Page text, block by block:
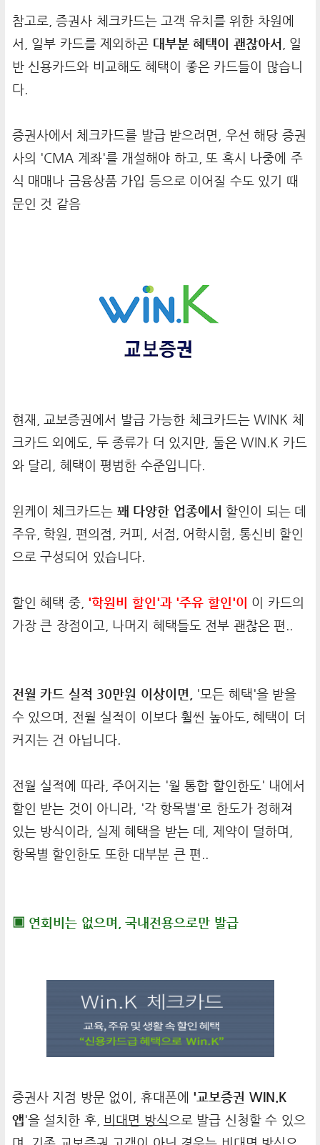
참고로, 증권사 체크카드는 고객 유치를 위한 차원에
서, 일부 카드를 제외하곤 대부분 혜택이 괜찮아서
, 일
반 신용카드와 비교해도 혜택이 좋은 카드들이 많습니
다.
증권사에서 체크카드를 발급 받으려면, 우선 해당 증권
사의 'CMA 계좌'를 개설해야 하고, 또 혹시 나중에 주
식 매매나 금융상품 가입 등으로 이어질 수도 있기 때
문인 것 같음
현재, 교보증권에서 발급 가능한 체크카드는 WINK 체
크카드 외에도, 두 종류가 더 있지만, 둘은 WIN.K 카드
와 달리, 혜택이 평범한 수준입니다.
윈케이 체크카드는 꽤 다양한 업종에서 할인이 되는 데
주유, 학원, 편의점, 커피, 서점, 어학시험, 통신비 할인
으로 구성되어 있습니다.
할인 혜택 중, '학원비 할인'과 '주유 할인'이 이 카드의
가장 큰 장점이고, 나머지 혜택들도 전부 괜찮은 편..
전월 카드 실적 30만원 이상이면, '모든 혜택'을 받을
수 있으며, 전월 실적이 이보다 훨씬 높아도, 혜택이 더
커지는 건 아닙니다.
전월 실적에 따라, 주어지는 '월 통합 할인한도' 내에서
할인 받는 것이 아니라, '각 항목별'로 한도가 정해져
있는 방식이라, 실제 혜택을 받는 데, 제약이 덜하며,
항목별 할인한도 또한 대부분 큰 편..
▣ 연회비는 없으며, 국내전용으로만 발급
증권사 지점 방문 없이, 휴대폰에 '교보증권 WIN.K
앱'을 설치한 후, 비대면 방식으로 발급 신청할 수 있으